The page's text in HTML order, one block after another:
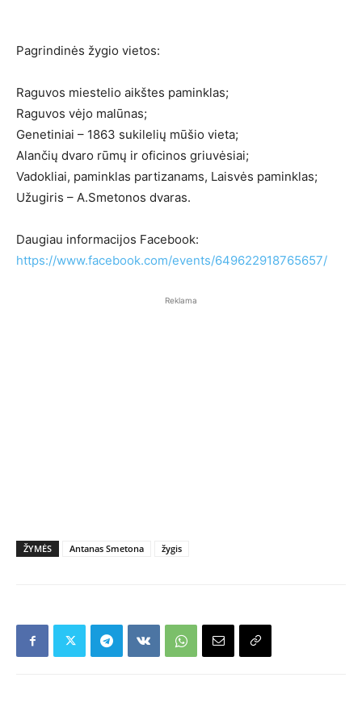
Pagrindinės žygio vietos:
Raguvos miestelio aikštes paminklas;
Raguvos vėjo malūnas;
Genetiniai – 1863 sukilelių mūšio vieta;
Alančių dvaro rūmų ir oficinos griuvėsiai;
Vadokliai, paminklas partizanams, Laisvės paminklas;
Užugiris – A.Smetonos dvaras.
Daugiau informacijos Facebook:
https://www.facebook.com/events/649622918765657/
Reklama
ŽYMĖS Antanas Smetona žygis